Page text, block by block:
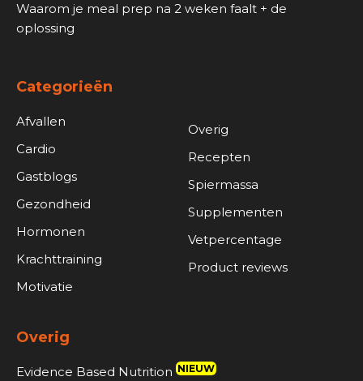
Waarom je meal prep na 2 weken faalt + de
oplossing
Categorieën
Afvallen
Cardio
Gastblogs
Gezondheid
Hormonen
Krachttraining
Motivatie
Overig
Recepten
Spiermassa
Supplementen
Vetpercentage
Product reviews
Overig
Evidence Based Nutrition NIEUW